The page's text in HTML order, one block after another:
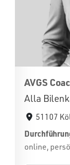
AVGS
Alla
51107
online,